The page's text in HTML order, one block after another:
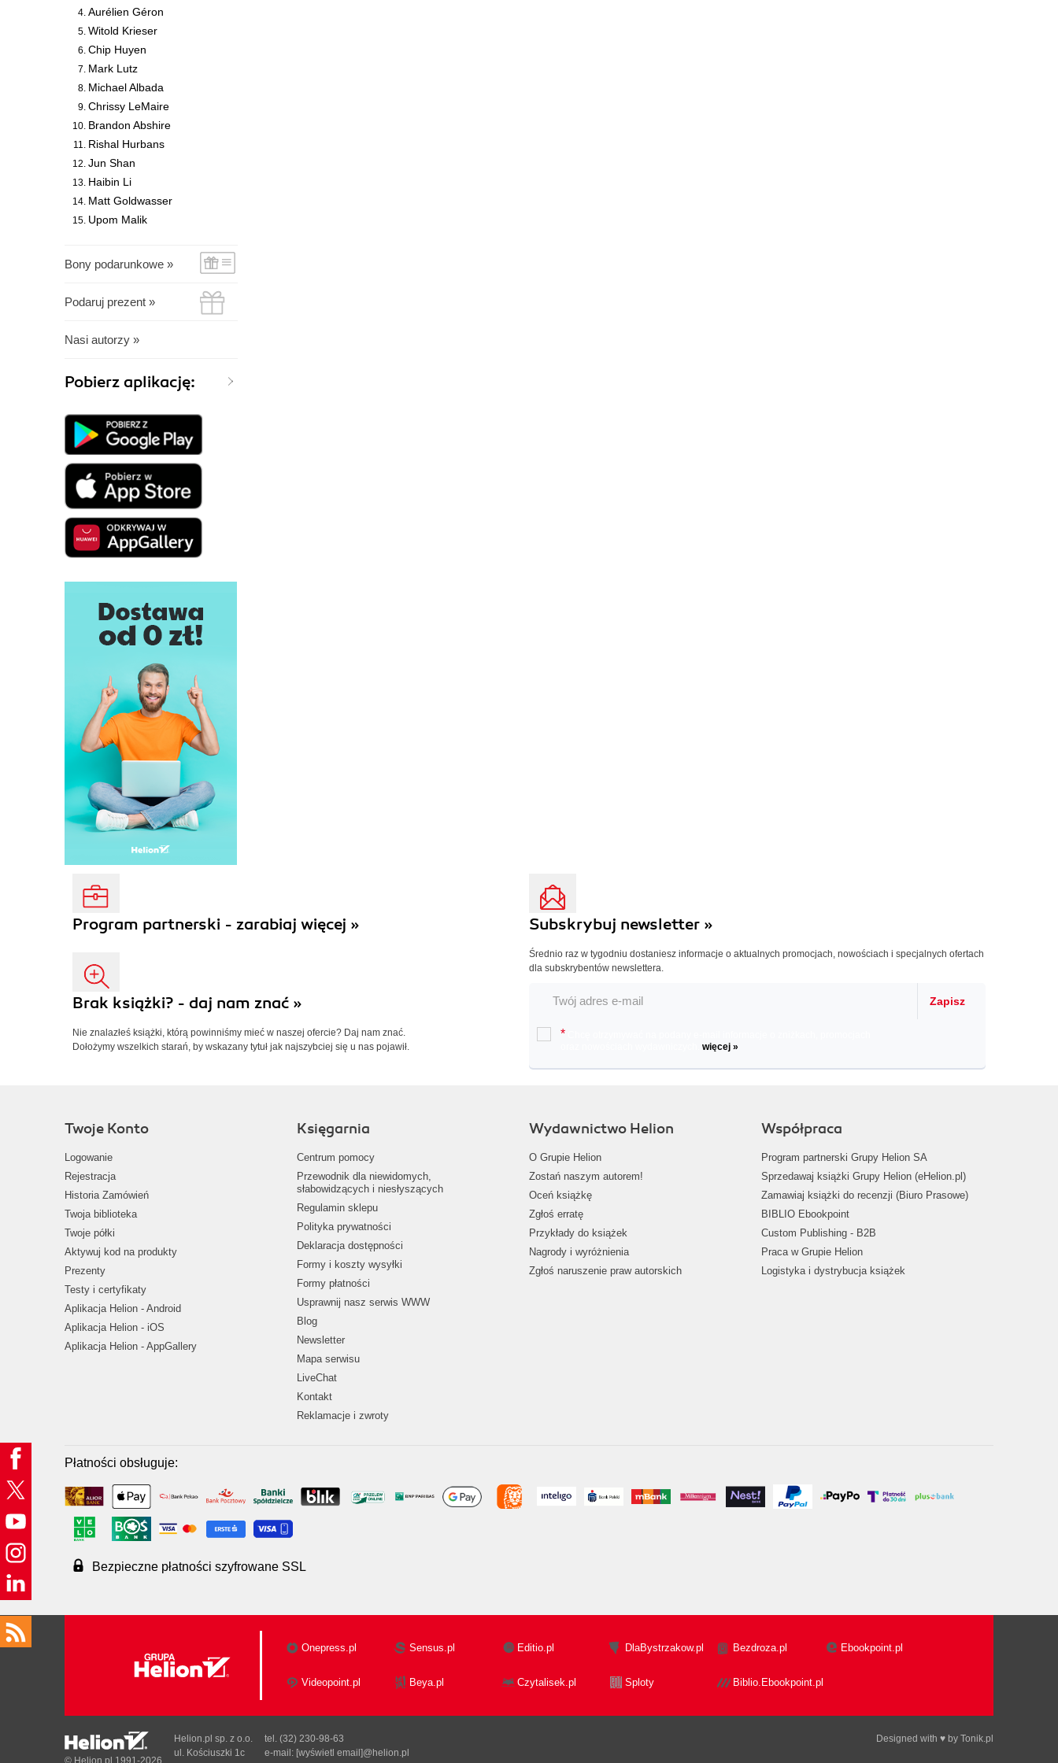
Aurélien Géron
Witold Krieser
Chip Huyen
Mark Lutz
Michael Albada
Chrissy LeMaire
Brandon Abshire
Rishal Hurbans
Jun Shan
Haibin Li
Matt Goldwasser
Upom Malik
Bony podarunkowe »
Podaruj prezent »
Nasi autorzy »
Pobierz aplikację:
Program partnerski - zarabiaj więcej »
Brak książki? - daj nam znać »
Nie znalazłeś książki, którą powinniśmy mieć w naszej ofercie? Daj nam znać.
Dołożymy wszelkich starań, by wskazany tytuł jak najszybciej się u nas pojawił.
Subskrybuj newsletter »
Średnio raz w tygodniu dostaniesz informacje o aktualnych promocjach, nowościach i specjalnych ofertach
dla subskrybentów newslettera.
Zapisz
*
więcej »
Twoje Konto
Logowanie
Rejestracja
Historia Zamówień
Twoja biblioteka
Twoje półki
Aktywuj kod na produkty
Prezenty
Testy i certyfikaty
Aplikacja Helion - Android
Aplikacja Helion - iOS
Aplikacja Helion - AppGallery
Księgarnia
Centrum pomocy
Przewodnik dla niewidomych,
słabowidzących i niesłyszących
Regulamin sklepu
Polityka prywatności
Deklaracja dostępności
Formy i koszty wysyłki
Formy płatności
Usprawnij nasz serwis WWW
Blog
Newsletter
Mapa serwisu
LiveChat
Kontakt
Reklamacje i zwroty
Wydawnictwo Helion
O Grupie Helion
Zostań naszym autorem!
Oceń książkę
Zgłoś erratę
Przykłady do książek
Nagrody i wyróżnienia
Zgłoś naruszenie praw autorskich
Współpraca
Program partnerski Grupy Helion SA
Sprzedawaj książki Grupy Helion (eHelion.pl)
Zamawiaj książki do recenzji (Biuro Prasowe)
BIBLIO Ebookpoint
Custom Publishing - B2B
Praca w Grupie Helion
Logistyka i dystrybucja książek
Płatności obsługuje:
Bezpieczne płatności szyfrowane SSL
Onepress.pl Sensus.pl Editio.pl DlaBystrzakow.pl Bezdroza.pl Ebookpoint.pl
Videopoint.pl Beya.pl Czytalisek.pl Sploty Biblio.Ebookpoint.pl
Designed with ♥ by Tonik.pl
© Helion.pl 1991-2026
Helion.pl sp. z o.o.
ul. Kościuszki 1c
tel. (32) 230-98-63
e-mail: [wyświetl email]@helion.pl